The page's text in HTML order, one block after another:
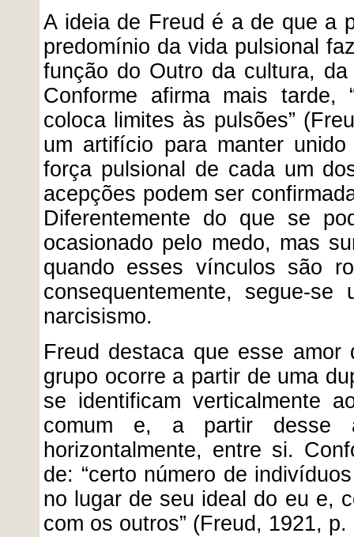
A ideia de Freud é a de que a
predomínio da vida pulsional
função do Outro da cultura,
Conforme afirma mais
coloca limites às pulsões”
um artifício para manter
força pulsional de cada um
acepções podem ser
Diferentemente do que se
ocasionado pelo medo, mas
quando esses vínculos são
consequentemente, segue-
narcisismo.
Freud destaca que esse
grupo ocorre a partir de uma
se identificam verticalmente
comum e, a partir desse
horizontalmente, entre si.
de: “certo número de
no lugar de seu ideal do eu e,
com os outros” (Freud, 1921, p.